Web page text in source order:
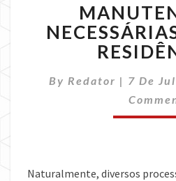
EM
By Redator | 7 De
Naturalmente, diversos